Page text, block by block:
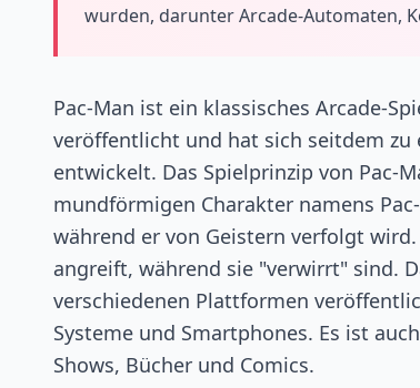
wurden, darunter Arcade-Automaten,
Pac-Man ist ein klassisches Arcade-
veröffentlicht und hat sich seitdem
entwickelt. Das Spielprinzip von Pac-
mundförmigen Charakter namens
während er von Geistern verfolgt
angreift, während sie "verwirrt" sind.
verschiedenen Plattformen
Systeme und Smartphones. Es ist
Shows, Bücher und Comics.